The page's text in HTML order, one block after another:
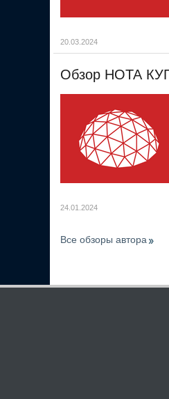
20.03.2024
Обзор НОТА
24.01.2024
Все обзоры автора